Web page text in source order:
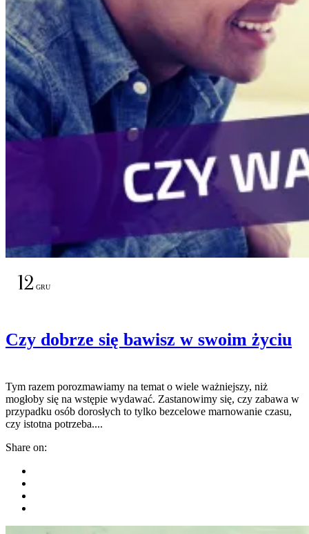
12 GRU
Czy dobrze się bawisz w swoim życiu
Tym razem porozmawiamy na temat o wiele ważniejszy, niż
mogłoby się na wstępie wydawać. Zastanowimy się, czy zabawa w
przypadku osób dorosłych to tylko bezcelowe marnowanie czasu,
czy istotna potrzeba....
Share on: